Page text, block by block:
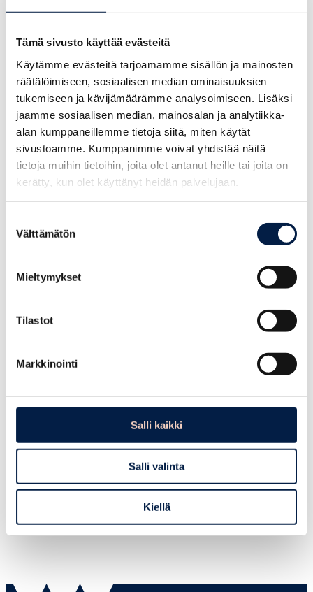
Tämä sivusto käyttää evästeitä
Käytämme evästeitä tarjoamamme sisällön ja mainosten
räätälöimiseen, sosiaalisen median ominaisuuksien
tukemiseen ja kävijämäärämme analysoimiseen. Lisäksi
jaamme sosiaalisen median, mainosalan ja analytiikka-
alan kumppaneillemme tietoja siitä, miten käytät
sivustoamme. Kumppanimme voivat yhdistää näitä
tietoja muihin tietoihin, joita olet antanut heille tai joita on
kerätty, kun olet käyttänyt heidän palvelujaan.
valinta
Välttämätön
Mieltymykset
Tilastot
Markkinointi
Salli kaikki
Salli valinta
Kiellä
keskustastapeltojen ja metsien ympäröimänä sijaitsee
käyttämätöntä tai varastokäytössä olevaa rakennusta.
Rakennusten kunto on huono, joten niiden kunnostaminen
yritystoimintaan tai asumiseen vaatii paljon
panostuksia. Yritystoiminta ei saa olla alueelle kaavoitettavan
asumistoimintaa häiritsevää. Alueelle tullaan kaavoittamaan
myös lisää pientaloasumista.
Lue lisää vapaista epoon
yrityskiinteistöistä: https://businessporvoo.fi/yritystontteja-
Posintran yrityskehittäjät Annika Weckman ja Tiina Halli
Ole hyvä ja hyväksyevästeetkatsoaksesi videon.